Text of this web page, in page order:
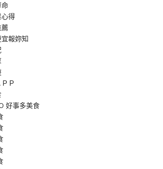
得
報妳知
Ｐ
好事多美食